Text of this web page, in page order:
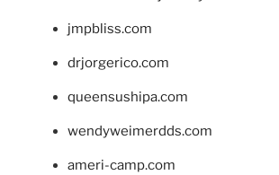
jmpbliss.com
drjorgerico.com
queensushipa.com
wendyweimerdds.com
ameri-camp.com